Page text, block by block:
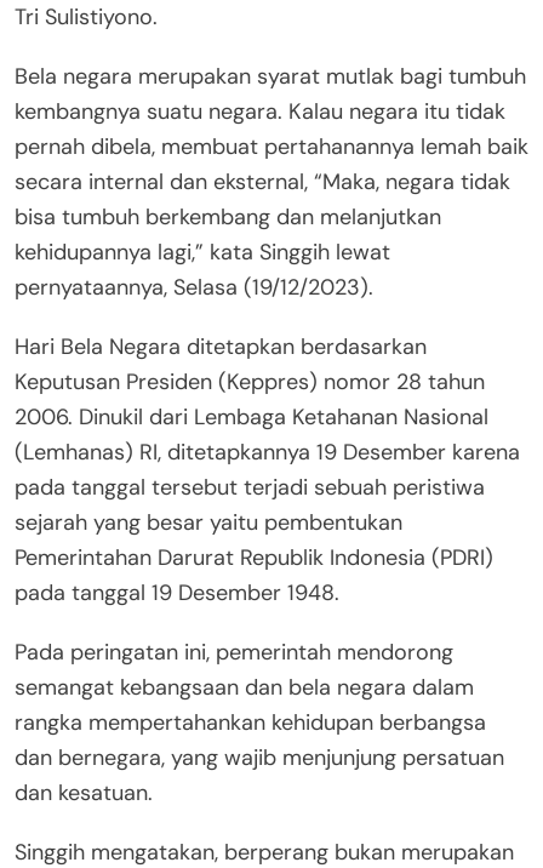
Tri Sulistiyono.
Bela negara merupakan syarat mutlak bagi tumbuh
kembangnya suatu negara. Kalau negara itu tidak
pernah dibela, membuat pertahanannya lemah baik
secara internal dan eksternal, “Maka, negara tidak
bisa tumbuh berkembang dan melanjutkan
kehidupannya lagi,” kata Singgih lewat
pernyataannya, Selasa (19/12/2023).
Hari Bela Negara ditetapkan berdasarkan
Keputusan Presiden (Keppres) nomor 28 tahun
2006. Dinukil dari Lembaga Ketahanan Nasional
(Lemhanas) RI, ditetapkannya 19 Desember karena
pada tanggal tersebut terjadi sebuah peristiwa
sejarah yang besar yaitu pembentukan
Pemerintahan Darurat Republik Indonesia (PDRI)
pada tanggal 19 Desember 1948.
Pada peringatan ini, pemerintah mendorong
semangat kebangsaan dan bela negara dalam
rangka mempertahankan kehidupan berbangsa
dan bernegara, yang wajib menjunjung persatuan
dan kesatuan.
Singgih mengatakan, berperang bukan merupakan